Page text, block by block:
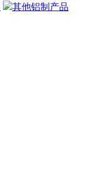
其他铝制产品